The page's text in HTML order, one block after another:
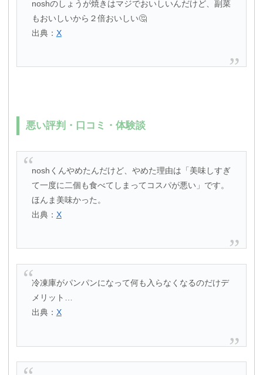
noshのしょうが焼きはマジでおいしいんだけど、副菜
もおいしいから２倍おいしい🤔
出典： X
悪い評判・口コミ・体験談
noshくんやめたんだけど、やめた理由は「美味しすぎ
て一度に二個も食べてしまってコスパが悪い」です。
ほんま美味かった。
出典： X
冷凍庫がパンパンになって何も入らなくなるのだけデ
メリット…
出典： X